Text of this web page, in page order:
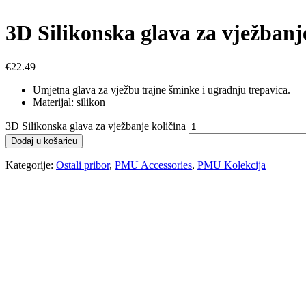
3D Silikonska glava za
€22.49
Umjetna glava za vježbu trajne šminke i ugradnju trepavica.
Materijal: silikon
3D Silikonska glava za vježbanje količina
Dodaj u košaricu
Kategorije: Ostali pribor, PMU Accessories, PMU Kolekcija